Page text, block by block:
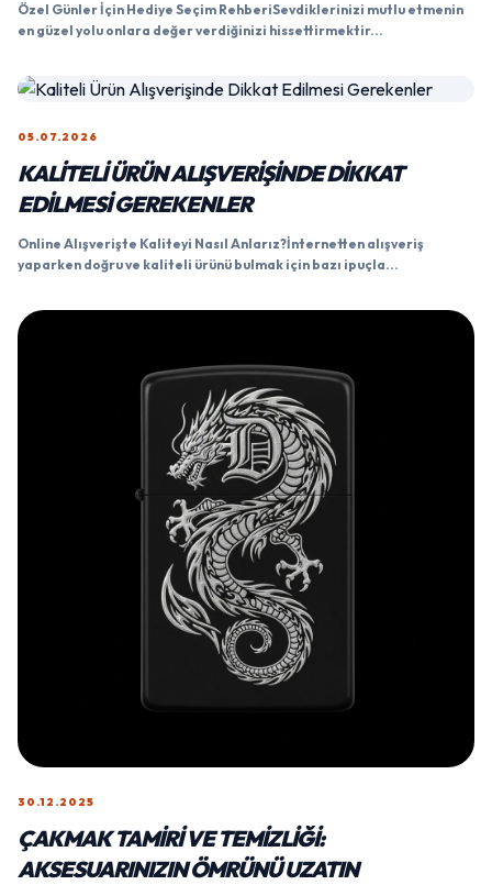
Özel Günler İçin Hediye Seçim RehberiSevdiklerinizi mutlu etmenin
en güzel yolu onlara değer verdiğinizi hissettirmektir...
05.07.2026
KALITELI ÜRÜN ALIŞVERIŞINDE DIKKAT
EDILMESI GEREKENLER
Online Alışverişte Kaliteyi Nasıl Anlarız?İnternetten alışveriş
yaparken doğru ve kaliteli ürünü bulmak için bazı ipuçla...
30.12.2025
ÇAKMAK TAMIRI VE TEMIZLIĞI:
AKSESUARINIZIN ÖMRÜNÜ UZATIN